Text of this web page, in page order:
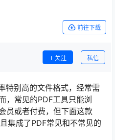
前往下载
关注 私信
特别高的文件格式，经常需
，常见的PDF工具只能浏
员或者付费，但下面这款
集成了PDF常见和不常见的